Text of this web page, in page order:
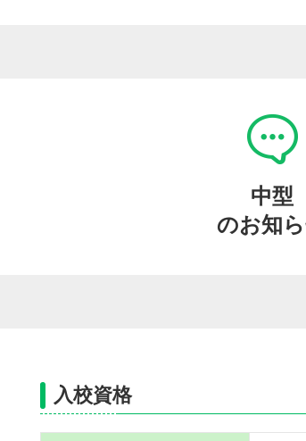
中型
のお知
入校資格